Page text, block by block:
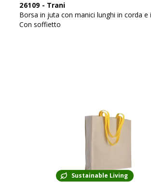
26109 - Trani
Borsa in juta con manici lunghi in corda e
Con soffietto
Sustainable Living